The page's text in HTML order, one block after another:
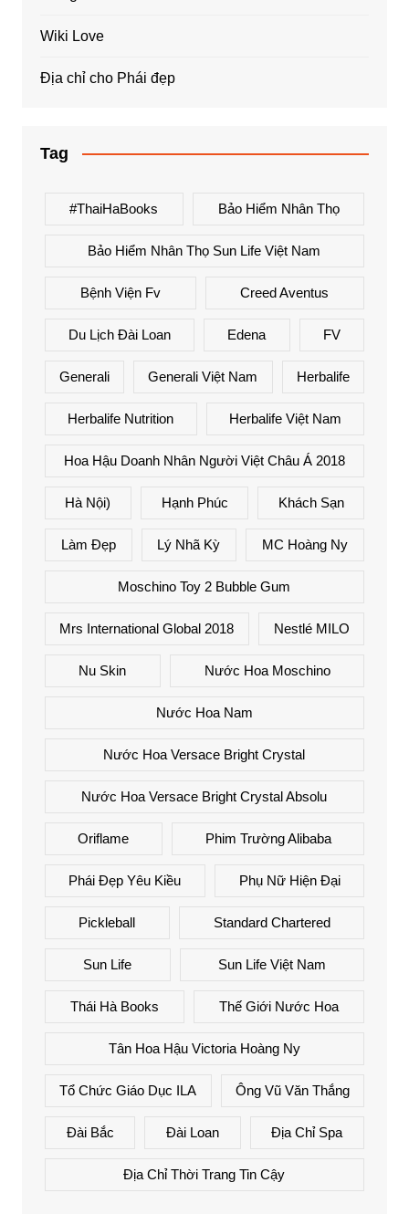
Wiki Love
Địa chỉ cho Phái đẹp
Tag
#ThaiHaBooks Bảo Hiểm Nhân Thọ
Bảo Hiểm Nhân Thọ Sun Life Việt Nam
Bệnh Viện Fv Creed Aventus
Du Lịch Đài Loan Edena FV
Generali Generali Việt Nam Herbalife
Herbalife Nutrition Herbalife Việt Nam
Hoa Hậu Doanh Nhân Người Việt Châu Á 2018
Hà Nội) Hạnh Phúc Khách Sạn
Làm Đẹp Lý Nhã Kỳ MC Hoàng Ny
Moschino Toy 2 Bubble Gum
Mrs International Global 2018 Nestlé MILO
Nu Skin Nước Hoa Moschino
Nước Hoa Nam
Nước Hoa Versace Bright Crystal
Nước Hoa Versace Bright Crystal Absolu
Oriflame Phim Trường Alibaba
Phái Đẹp Yêu Kiều Phụ Nữ Hiện Đại
Pickleball Standard Chartered
Sun Life Sun Life Việt Nam
Thái Hà Books Thế Giới Nước Hoa
Tân Hoa Hậu Victoria Hoàng Ny
Tổ Chức Giáo Dục ILA Ông Vũ Văn Thắng
Đài Bắc Đài Loan Địa Chỉ Spa
Địa Chỉ Thời Trang Tin Cậy